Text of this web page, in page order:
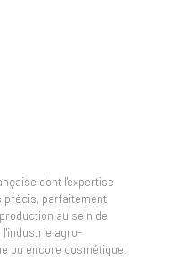
dont l'expertise
précis, parfaitement
au sein de
l'industrie agro-
ou encore cosmétique.